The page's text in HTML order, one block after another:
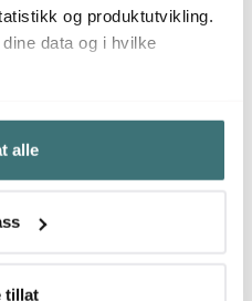
og produktutvikling.
data og i hvilke
gjerne:
den geografiske
være nøyaktig innenfor
å aktivt skanne den for
hvordan dine personlige
alle
tillat
Få på lager
også liker